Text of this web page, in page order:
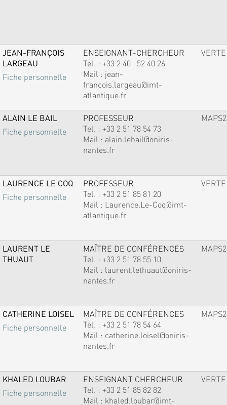
JEAN-FRANÇOIS
LARGEAU
Fiche personnelle
ENSEIGNANT-CHERCHEUR
Tel. : +33 2 40 52 40 26
Mail : jean-
francois.largeau@imt-
atlantique.fr
VERTE
ALAIN LE BAIL
Fiche personnelle
PROFESSEUR
Tel. : +33 2 51 78 54 73
Mail : alain.lebail@oniris-
nantes.fr
MAPS2
LAURENCE LE COQ
Fiche personnelle
PROFESSEUR
Tel. : +33 2 51 85 81 20
Mail : Laurence.Le-Coq@imt-
atlantique.fr
VERTE
LAURENT LE
THUAUT
MAÎTRE DE CONFÉRENCES
Tel. : +33 2 51 78 55 10
Mail : laurent.lethuaut@oniris-
nantes.fr
MAPS2
CATHERINE LOISEL
Fiche personnelle
MAÎTRE DE CONFÉRENCES
Tel. : +33 2 51 78 54 64
Mail : catherine.loisel@oniris-
nantes.fr
MAPS2
KHALED LOUBAR
Fiche personnelle
ENSEIGNANT CHERCHEUR
Tel. : +33 2 51 85 82 82
Mail : khaled.loubar@imt-
VERTE